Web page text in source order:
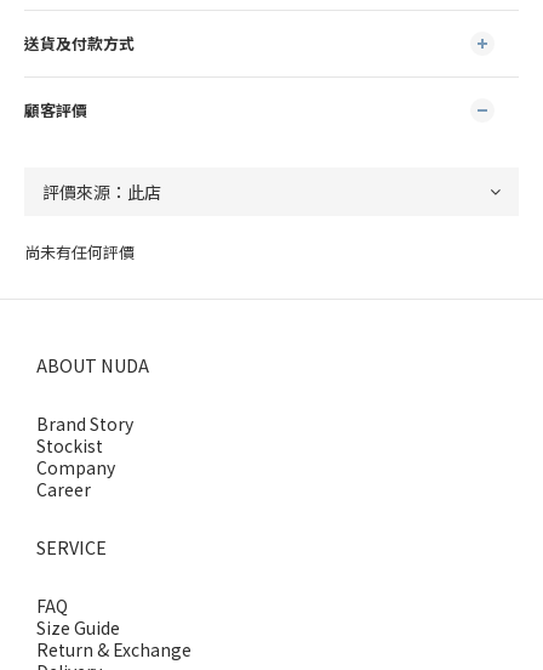
送貨及付款方式
顧客評價
尚未有任何評價
ABOUT NUDA
Brand Story
Stockist
Company
Career
SERVICE
FAQ
Size Guide
Return & Exchange